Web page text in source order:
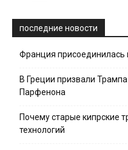
последние новости
Франция присоединилась
В Греции призвали
Парфенона
Почему старые кипрские
технологий